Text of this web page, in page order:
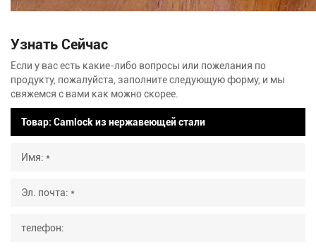
Узнать Сейчас
Если у вас есть какие-либо вопросы или пожелания по
продукту, пожалуйста, заполните следующую форму, и мы
свяжемся с вами как можно скорее.